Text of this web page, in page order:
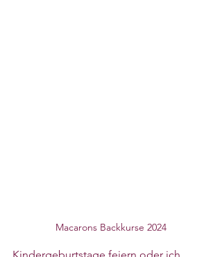
Macarons Backkurse 2024
Kindergeburtstage feiern oder ich